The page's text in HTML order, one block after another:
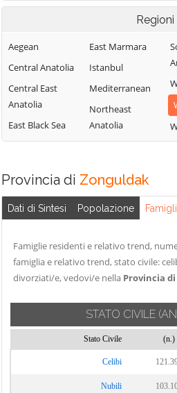
Regioni
Aegean
Central Anatolia
Central East
Anatolia
East Black Sea
East Marmara
Istanbul
Mediterranean
Northeast
Anatolia
Provincia di Zonguldak
Dati di Sintesi Popolazione
Famiglie residenti e relativo trend,
famiglia e relativo trend, stato civile:
divorziati/e, vedovi/e nella Provincia di
STATO CIVILE
Stato Civile (n.)
Celibi
Nubili